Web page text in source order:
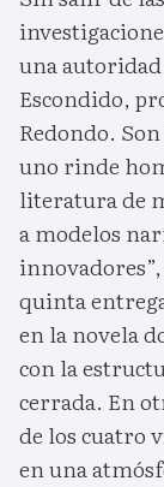
una autoridad
Escondido,
Redondo.
uno rinde
literatura de
a modelos
quinta
en la novela
con la
cerrada. En
de los cuatro
en una